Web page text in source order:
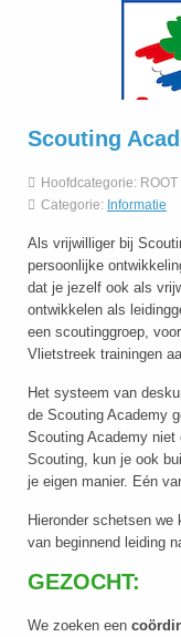
Scouting
Hoofdcategorie: ROOT
Categorie: Informatie
Als vrijwilliger bij
persoonlijke
dat je jezelf ook als
ontwikkelen als
een scoutinggroep,
Vlietstreek trainingen
Het systeem van
de Scouting Academy
Scouting Academy niet
Scouting, kun je ook
je eigen manier. Eén
Hieronder schetsen
van beginnend leiding
GEZOCHT:
We zoeken een